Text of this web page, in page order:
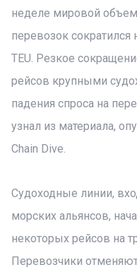
неделе мировой
перевозок
TEU. Резкое
рейсов крупными
падения спроса на
узнал из материала,
Chain Dive.
Судоходные линии,
морских альянсов,
некоторых рейсов на
Перевозчики